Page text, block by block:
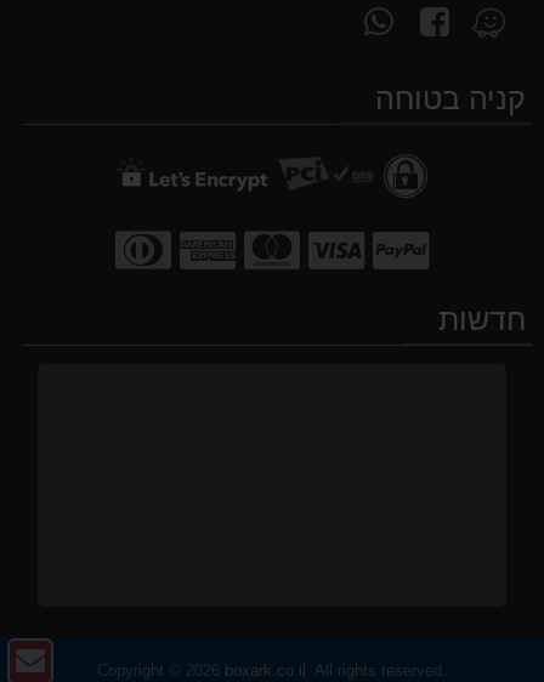
מצא
אותנו
Waze
עקוב
אחרינו
facebookקניה בטוחה
חדשות
Copyright © 2026 boxark.co.il . All rights reserved.